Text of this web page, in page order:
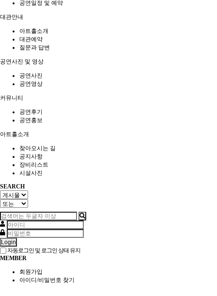
공연일정 및 예약
대관안내
아트홀소개
대관예약
질문과 답변
공연사진 및 영상
공연사진
공연영상
커뮤니티
공연후기
공연홍보
아트홀소개
찾아오시는 길
공지사항
장비리스트
시설사진
SEARCH
Login
자동로그인 및 로그인 상태 유지
MEMBER
회원가입
아이디/비밀번호 찾기